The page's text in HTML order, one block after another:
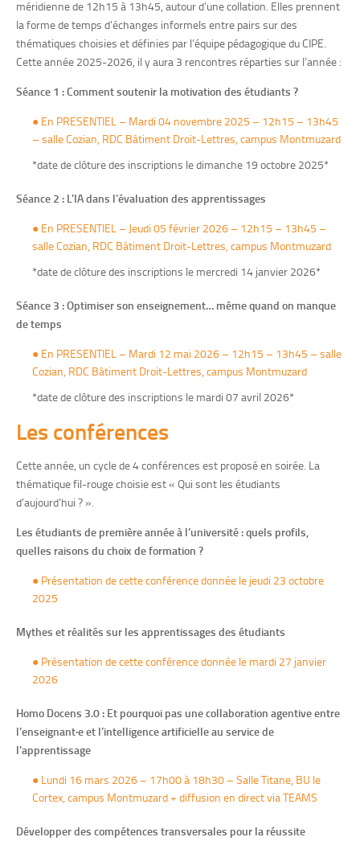
méridienne de 12h15 à 13h45, autour d’une collation. Elles prennent
la forme de temps d’échanges informels entre pairs sur des
thématiques choisies et définies par l’équipe pédagogique du CIPE.
Cette année 2025-2026, il y aura 3 rencontres réparties sur l’année :
Séance 1 : Comment soutenir la motivation des étudiants ?
● En PRESENTIEL – Mardi 04 novembre 2025 – 12h15 – 13h45
– salle Cozian, RDC Bâtiment Droit-Lettres, campus Montmuzard
*date de clôture des inscriptions le dimanche 19 octobre 2025*
Séance 2 : L’IA dans l’évaluation des apprentissages
● En PRESENTIEL – Jeudi 05 février 2026 – 12h15 – 13h45 –
salle Cozian, RDC Bâtiment Droit-Lettres, campus Montmuzard
*date de clôture des inscriptions le mercredi 14 janvier 2026*
Séance 3 : Optimiser son enseignement… même quand on manque
de temps
● En PRESENTIEL – Mardi 12 mai 2026 – 12h15 – 13h45 – salle
Cozian, RDC Bâtiment Droit-Lettres, campus Montmuzard
*date de clôture des inscriptions le mardi 07 avril 2026*
Les conférences
Cette année, un cycle de 4 conférences est proposé en soirée. La
thématique fil-rouge choisie est « Qui sont les étudiants
d’aujourd’hui ? ».
Les étudiants de première année à l’université : quels profils,
quelles raisons du choix de formation ?
● Présentation de cette conférence donnée le jeudi 23 octobre
2025
Mythes et réalités sur les apprentissages des étudiants
● Présentation de cette conférence donnée le mardi 27 janvier
2026
Homo Docens 3.0 : Et pourquoi pas une collaboration agentive entre
l’enseignant·e et l’intelligence artificielle au service de
l’apprentissage
● Lundi 16 mars 2026 – 17h00 à 18h30 – Salle Titane, BU le
Cortex, campus Montmuzard + diffusion en direct via TEAMS
Développer des compétences transversales pour la réussite